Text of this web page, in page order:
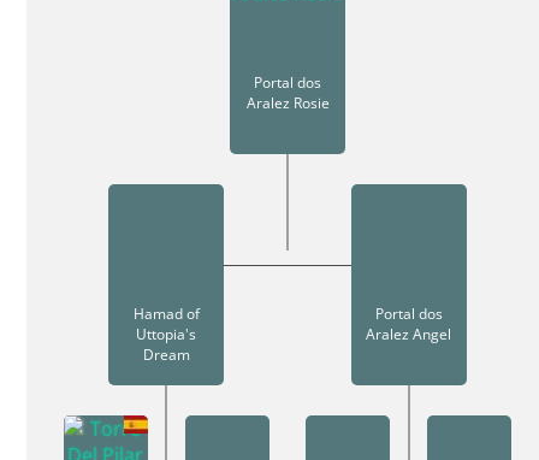
Portal dos
Aralez Rosie
Hamad of
Uttopia's
Dream
Portal dos
Aralez Angel